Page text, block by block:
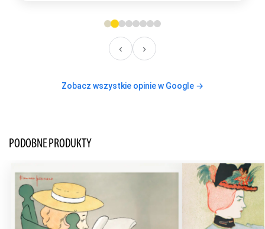
‹ ›
Zobacz wszystkie opinie w Google →
PODOBNE PRODUKTY